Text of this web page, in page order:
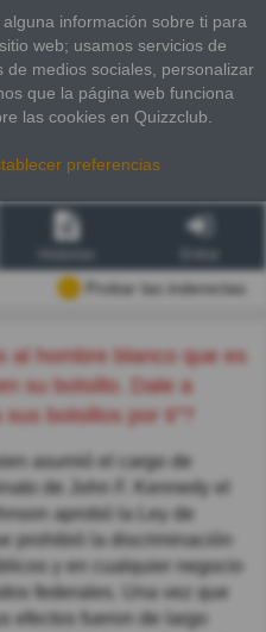
información sobre ti para
web; usamos servicios de
medios sociales, personalizar
que la página web funciona
las cookies en Quizzclub.
preferencias
Probar las inderectas
su bolsillo. Dale a
bolsillos por ti"?
asumió el cargo de
de John F. Kennedy el
aprobó la Ley de
prohibió la discriminación
y en cualquier negocio
federales. Una vez que
efectos fueron de largo